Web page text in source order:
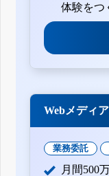
体験をつ
Webメディ
業務委託
月間500